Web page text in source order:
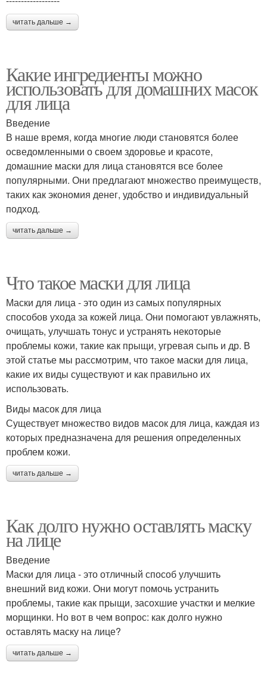
читать дальше →
Какие ингредиенты можно
использовать для домашних масок
для лица
Введение
В наше время, когда многие люди становятся более
осведомленными о своем здоровье и красоте,
домашние маски для лица становятся все более
популярными. Они предлагают множество преимуществ,
таких как экономия денег, удобство и индивидуальный
подход.
читать дальше →
Что такое маски для лица
Маски для лица - это один из самых популярных
способов ухода за кожей лица. Они помогают увлажнять,
очищать, улучшать тонус и устранять некоторые
проблемы кожи, такие как прыщи, угревая сыпь и др. В
этой статье мы рассмотрим, что такое маски для лица,
какие их виды существуют и как правильно их
использовать.
Виды масок для лица
Существует множество видов масок для лица, каждая из
которых предназначена для решения определенных
проблем кожи.
читать дальше →
Как долго нужно оставлять маску
на лице
Введение
Маски для лица - это отличный способ улучшить
внешний вид кожи. Они могут помочь устранить
проблемы, такие как прыщи, засохшие участки и мелкие
морщинки. Но вот в чем вопрос: как долго нужно
оставлять маску на лице?
читать дальше →